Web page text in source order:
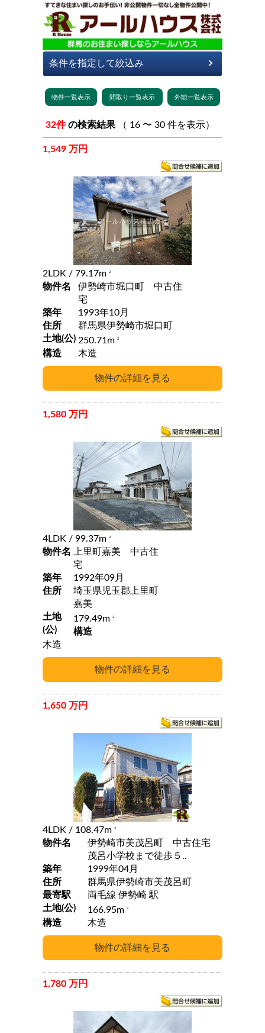
32件 の検索結果 （ 16 〜 30 件を表示）
1,549 万円
2LDK / 79.17m 2
物件名
伊勢崎市堀口町 中古住
宅
築年
1993年10月
住所
群馬県伊勢崎市堀口町
土地(公) 250.71m 2
構造 木造
1,580 万円
4LDK / 99.37m 2
物件名
上里町嘉美 中古住
宅
築年
1992年09月
住所
埼玉県児玉郡上里町
嘉美
土地
(公)
179.49m 2
構造
木造
1,650 万円
4LDK / 108.47m 2
物件名
伊勢崎市美茂呂町 中古住宅
茂呂小学校まで徒歩５..
築年
1999年04月
住所
群馬県伊勢崎市美茂呂町
最寄駅
両毛線 伊勢崎 駅
土地(公)
166.95m 2
構造 木造
1,780 万円